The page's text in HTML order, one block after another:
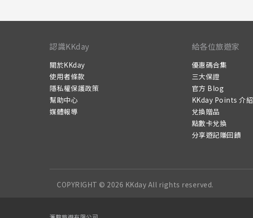
認識KKday
關於KKday
使用者條款
隱私權保護政策
幫助中心
媒體報導
給各位旅遊家
優惠碼合集
三大保證
官方 Blog
KKday Points 介紹
兌換贈品
點數卡兌換
分享遊記賺回饋
COPYRIGHT © 2026 KKday All rights reserved.